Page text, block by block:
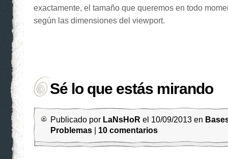
exactamente, el tamaño que queremos en todo
según las dimensiones del viewport.
Sé lo que estás mirando
Publicado por LaNsHoR el 10/09/2013 en
Problemas
10 comentarios